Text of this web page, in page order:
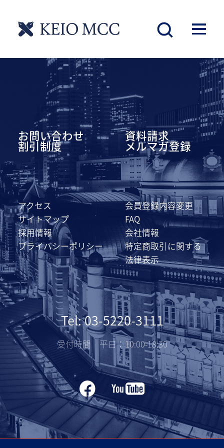
お問い合わせ 資料請求
割引制度 メルマガ登録
アクセス
会員登録内容変更
サイトマップ
FAQ
採用情報
会社情報
プライバシーポリシー
特定商取引に関する
法律表示
Tel: 03-5220-3111
受付時間 平日：10:00-18:30